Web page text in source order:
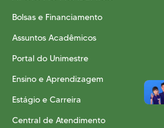
Bolsas e Financiamento
Assuntos Acadêmicos
Portal do Unimestre
Ensino e Aprendizagem
Estágio e Carreira
Central de Atendimento